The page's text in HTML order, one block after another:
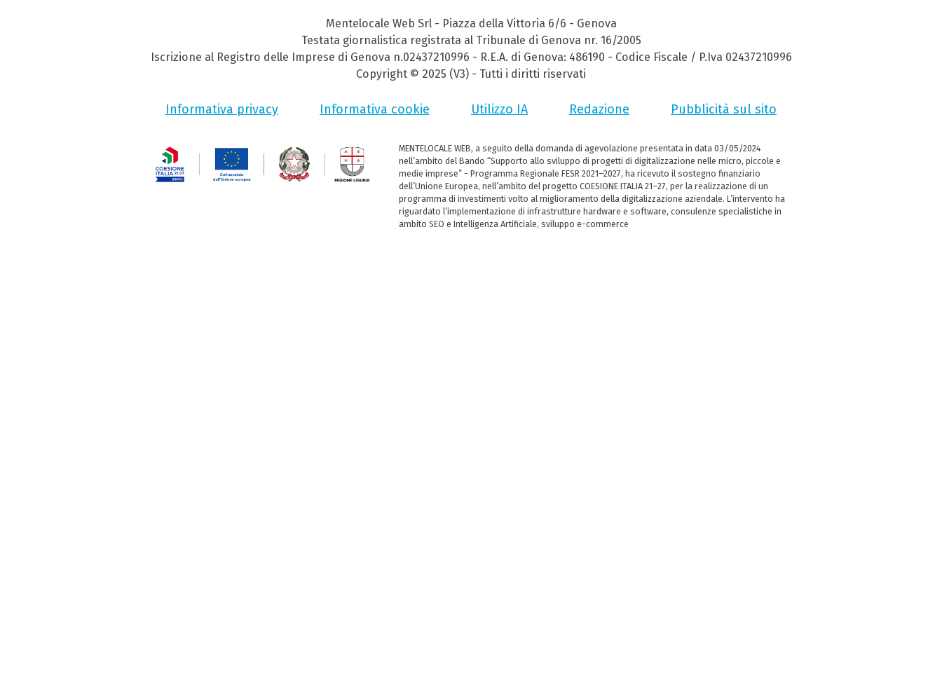
Mentelocale Web Srl - Piazza della Vittoria 6/6 - Genova
Testata giornalistica registrata al Tribunale di Genova nr. 16/2005
Iscrizione al Registro delle Imprese di Genova n.02437210996 - R.E.A. di Genova: 486190 - Codice Fiscale / P.Iva 02437210996
Copyright © 2025 (V3) - Tutti i diritti riservati
Informativa privacy Informativa cookie Utilizzo IA Redazione Pubblicità sul sito
MENTELOCALE WEB, a seguito della domanda di agevolazione presentata in data 03/05/2024
nell’ambito del Bando “Supporto allo sviluppo di progetti di digitalizzazione nelle micro, piccole e
medie imprese” - Programma Regionale FESR 2021–2027, ha ricevuto il sostegno finanziario
dell’Unione Europea, nell’ambito del progetto COESIONE ITALIA 21–27, per la realizzazione di un
programma di investimenti volto al miglioramento della digitalizzazione aziendale. L’intervento ha
riguardato l’implementazione di infrastrutture hardware e software, consulenze specialistiche in
ambito SEO e Intelligenza Artificiale, sviluppo e-commerce